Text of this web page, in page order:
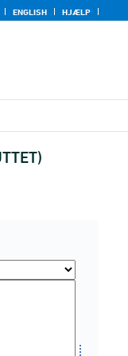
ENGLISH HJÆLP